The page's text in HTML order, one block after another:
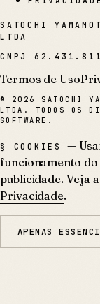
SATOCHI
LTDA
CNPJ
Termos de Uso
© 2026
SATOCHI
LTDA. TODOS OS
SOFTWARE.
§ COOKIES
—
funcionamento do
publicidade. Veja a
Privacidade.
APENAS